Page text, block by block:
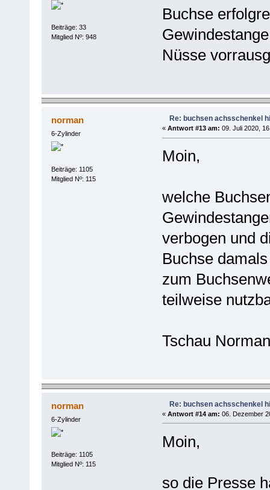
Beiträge: 33
Mitglied Nº: 948
Buchse
Nüsse
norman
6-Zylinder
Beiträge: 1105
Mitglied Nº: 115
Re: buchsen achsschenkel
« Antwort #13 am: 09. Juli 2020,
Moin,
welche
verbogen und
Buchse
zum
teilweise
Tschau Norman
norman
6-Zylinder
Beiträge: 1105
Mitglied Nº: 115
Re: buchsen achsschenkel
« Antwort #14 am: 06. Dezember
Moin,
so die Presse